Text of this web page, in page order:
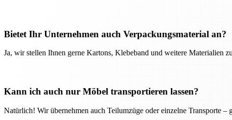
Bietet Ihr Unternehmen auch Verpackungsmaterial an?
Ja, wir stellen Ihnen gerne Kartons, Klebeband und weitere Materialien
Kann ich auch nur Möbel transportieren lassen?
Natürlich! Wir übernehmen auch Teilumzüge oder einzelne Transporte –